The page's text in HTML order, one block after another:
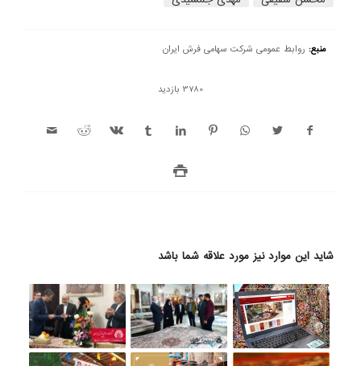
منبع: روابط عمومی شرکت سهامی فرش ایران
3780 بازدید
شاید این موارد نیز مورد علاقه شما باشد